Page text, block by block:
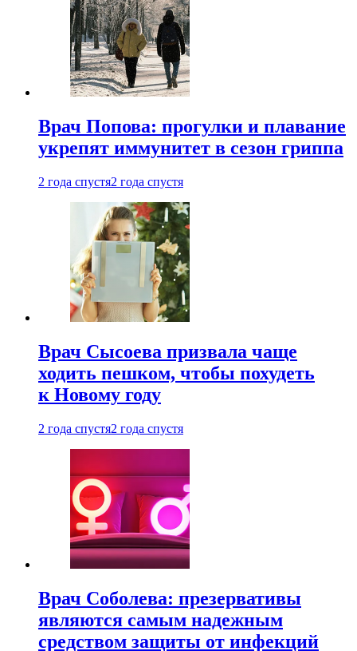
Врач Попова: прогулки и плавание
укрепят иммунитет в сезон гриппа
2 года спустя2 года спустя
Врач Сысоева призвала чаще
ходить пешком, чтобы похудеть
к Новому году
2 года спустя2 года спустя
Врач Соболева: презервативы
являются самым надежным
средством защиты от инфекций